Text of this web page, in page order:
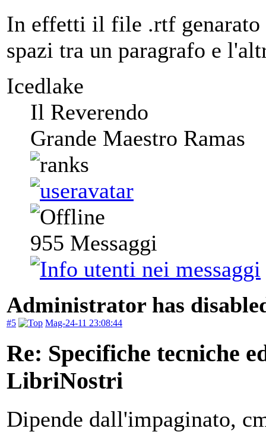
In effetti il file .rtf genarato
spazi tra un paragrafo e
Icedlake
Il Reverendo
Grande Maestro Ramas
955 Messaggi
Administrator has
#5 Mag-24-11 23:08:44
Re: Specifiche tecniche
LibriNostri
Dipende dall'impaginato,